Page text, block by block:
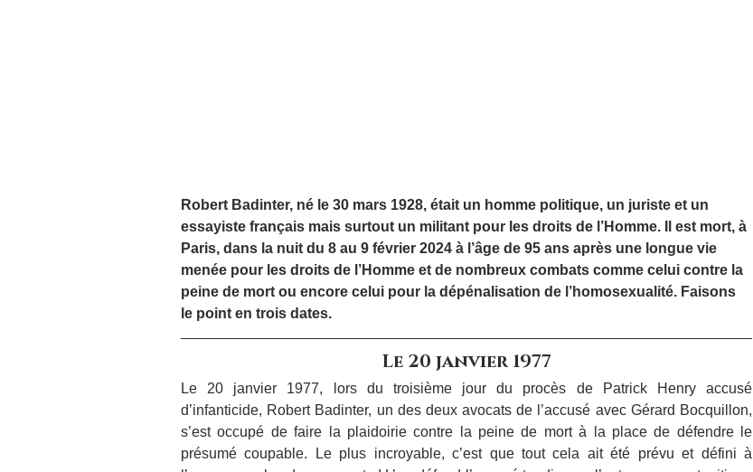
Robert Badinter, né le 30 mars 1928, était un homme politique, un juriste et un
essayiste français mais surtout un militant pour les droits de l’Homme. Il est mort, à
Paris, dans la nuit du 8 au 9 février 2024 à l’âge de 95 ans après une longue vie
menée pour les droits de l’Homme et de nombreux combats comme celui contre la
peine de mort ou encore celui pour la dépénalisation de l’homosexualité. Faisons
le point en trois dates.
Le 20 janvier 1977
Le 20 janvier 1977, lors du troisième jour du procès de Patrick Henry accusé
d’infanticide, Robert Badinter, un des deux avocats de l’accusé avec Gérard Bocquillon,
s’est occupé de faire la plaidoirie contre la peine de mort à la place de défendre le
présumé coupable. Le plus incroyable, c’est que tout cela ait été prévu et défini à